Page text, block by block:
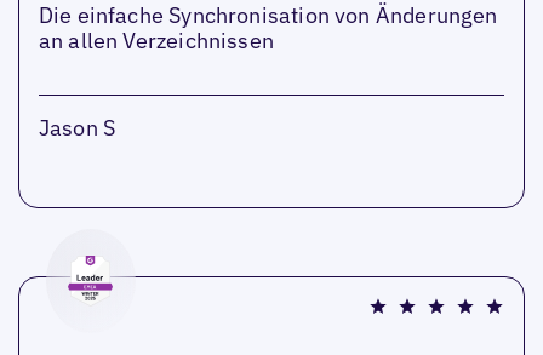
Die einfache Synchronisation von Änderungen
an allen Verzeichnissen
Jason S